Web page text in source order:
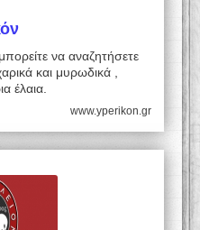
να αναζητήσετε
και μυρωδικά ,
έλαια.
www.yperikon.gr